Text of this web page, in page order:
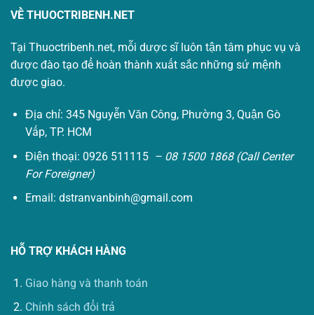
VỀ THUOCTRIBENH.NET
Tại Thuoctribenh.net, mỗi dược sĩ luôn tận tâm phục vụ và
được đào tạo để hoàn thành xuất sắc những sứ mệnh
được giao.
Địa chỉ: 345 Nguyễn Văn Công, Phường 3, Quận Gò
Vấp, TP. HCM
Điện thoại: 0926 511115 – 08 1500 1868 (Call Center
For Foreigner)
Email: dstranvanbinh@gmail.com
HỖ TRỢ KHÁCH HÀNG
Giao hàng và thanh toán
Chính sách đổi trả